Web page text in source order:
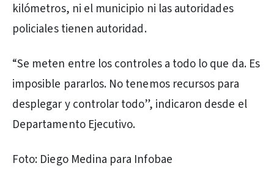
kilómetros, ni el municipio ni las autoridades
policiales tienen autoridad.
“Se meten entre los controles a todo lo que da. Es
imposible pararlos. No tenemos recursos para
desplegar y controlar todo”, indicaron desde el
Departamento Ejecutivo.
Foto: Diego Medina para Infobae